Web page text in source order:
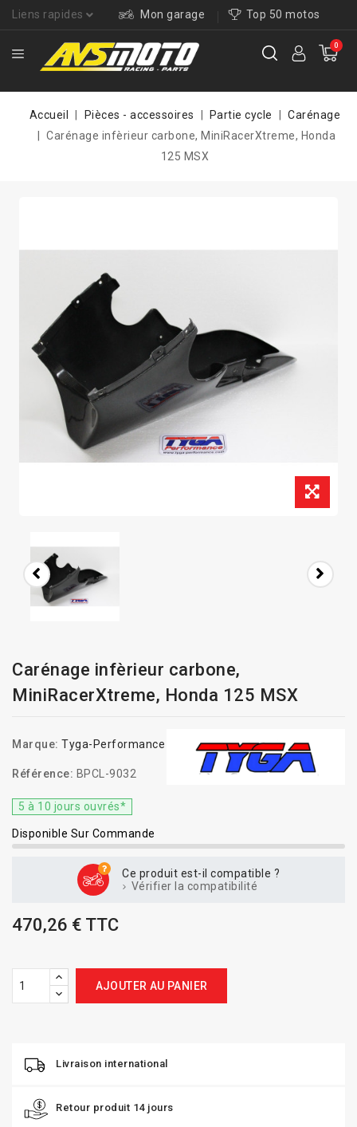
Liens rapides Mon garage Top 50 motos
0
Accueil Pièces - accessoires Partie cycle
Carénage
Carénage infèrieur carbone, MiniRacerXtreme, Honda
125 MSX
Carénage infèrieur carbone,
MiniRacerXtreme, Honda 125 MSX
Marque: Tyga-Performance
Référence: BPCL-9032
5 à 10 jours ouvrés*
Disponible Sur Commande
Ce produit est-il compatible ?
Vérifier la compatibilité
470,26 € TTC
AJOUTER AU PANIER
Livraison international
Retour produit 14 jours